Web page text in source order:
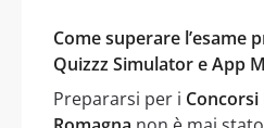
Come superare l’esame
Quizzz Simulator e App
Prepararsi per i Concorsi